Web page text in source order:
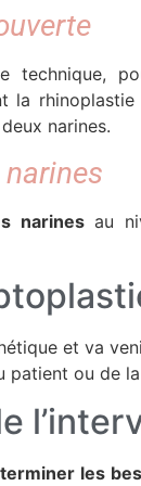
technique,
la
narines.
narinesau
et va
patient ou de
les